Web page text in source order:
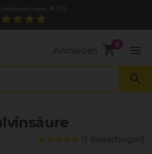
Anmelden shopping_cart menu
search
(1 Bewertungen)